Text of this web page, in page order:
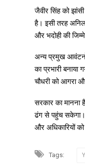
जैवीर सिंह को
है। इसी तरह
और भदोही की
अन्य प्रमुख
का प्रभारी
चौधरी को आगरा
सरकार का मानना
ढंग से पहुंच सकेगा।
और अधिकारियों
Tags: